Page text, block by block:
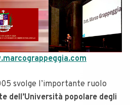
svolge l’importante ruolo
dell’Università popolare degli